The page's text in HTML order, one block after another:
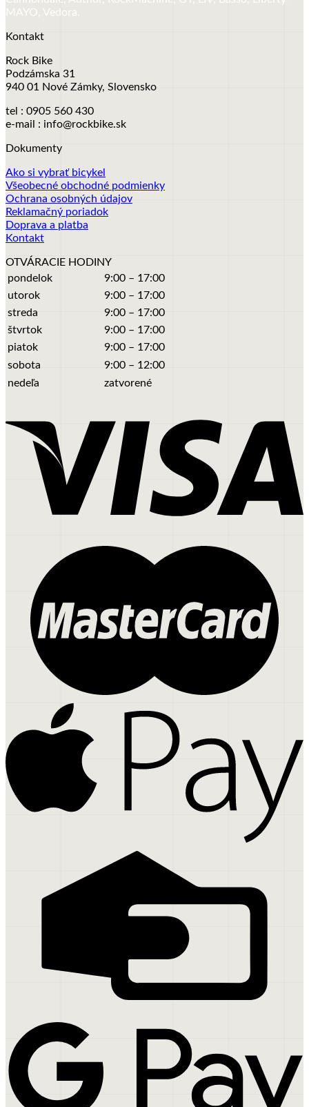
MAYO, Vedora.
Kontakt
Rock Bike
Podzámska 31
940 01 Nové Zámky, Slovensko
tel : 0905 560 430
e-mail : info@rockbike.sk
Dokumenty
Ako si vybrať bicykel
Všeobecné obchodné podmienky
Ochrana osobných údajov
Reklamačný poriadok
Doprava a platba
Kontakt
OTVÁRACIE HODINY
pondelok
9:00 – 17:00
utorok
9:00 – 17:00
streda
9:00 – 17:00
štvrtok
9:00 – 17:00
piatok
9:00 – 17:00
sobota
9:00 – 12:00
nedeľa
zatvorené